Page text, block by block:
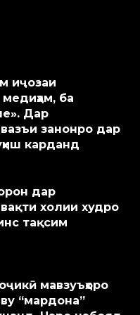
иҷозаи
ба
Дар
занонро дар
карданд
дар
холии худро
тақсим
мавзуъҳоро
“мардона”